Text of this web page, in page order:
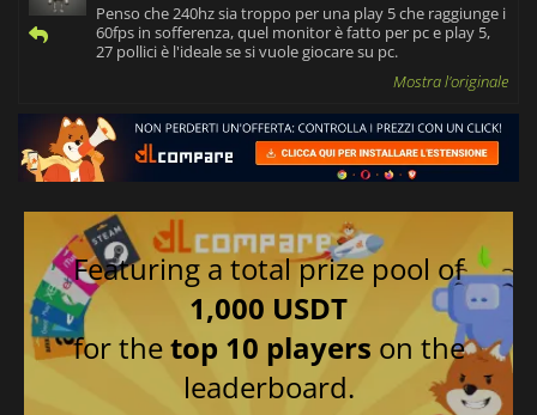
Penso che 240hz sia troppo per una play 5 che raggiunge i
60fps in sofferenza, quel monitor è fatto per pc e play 5,
27 pollici è l'ideale se si vuole giocare su pc.
Mostra l'originale
Featuring a total prize pool of
1,000 USDT
for thetop 10 players on the
leaderboard.